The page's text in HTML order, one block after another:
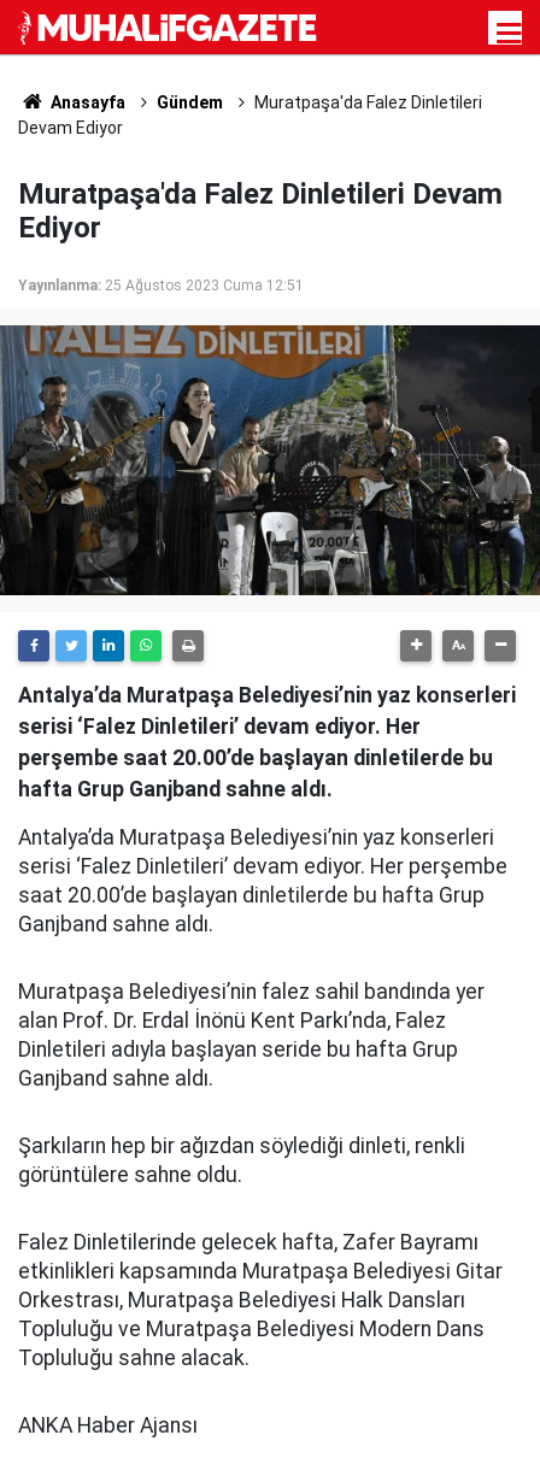
Anasayfa Gündem
Muratpaşa'da Falez Dinletileri
Devam Ediyor
Muratpaşa'da Falez Dinletileri Devam
Ediyor
Yayınlanma: 25 Ağustos 2023 Cuma 12:51
Antalya’da Muratpaşa Belediyesi’nin yaz konserleri
serisi ‘Falez Dinletileri’ devam ediyor. Her
perşembe saat 20.00’de başlayan dinletilerde bu
hafta Grup Ganjband sahne aldı.
Antalya’da Muratpaşa Belediyesi’nin yaz konserleri
serisi ‘Falez Dinletileri’ devam ediyor. Her perşembe
saat 20.00’de başlayan dinletilerde bu hafta Grup
Ganjband sahne aldı.
Muratpaşa Belediyesi’nin falez sahil bandında yer
alan Prof. Dr. Erdal İnönü Kent Parkı’nda, Falez
Dinletileri adıyla başlayan seride bu hafta Grup
Ganjband sahne aldı.
Şarkıların hep bir ağızdan söylediği dinleti, renkli
görüntülere sahne oldu.
Falez Dinletilerinde gelecek hafta, Zafer Bayramı
etkinlikleri kapsamında Muratpaşa Belediyesi Gitar
Orkestrası, Muratpaşa Belediyesi Halk Dansları
Topluluğu ve Muratpaşa Belediyesi Modern Dans
Topluluğu sahne alacak.
ANKA Haber Ajansı